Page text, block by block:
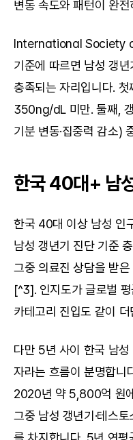
변동 속도와 패턴이 완
International Society
기준에 따르면 남성 갱
충족되는 자리입니다.
350ng/dL 미만. 둘째, 갱
기분 변동·집중력 감소)
한국 40대+ 남
한국 40대 이상 남성 인
남성 갱년기 진단 기준
그중 의료진 상담을 받
[^3]. 인지도가 글로벌
카테고리 진입도 같이
다만 5년 사이 한국 남성
자라는 흐름이 분명합니
2020년 약 5,800억 원
그중 남성 갱년기·테스